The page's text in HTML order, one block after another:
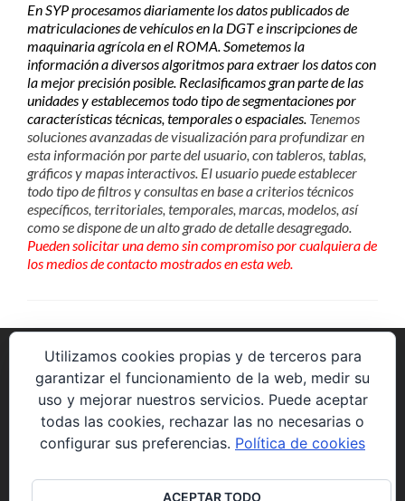
En SYP procesamos diariamente los datos publicados de
matriculaciones de vehículos en la DGT e inscripciones de
maquinaria agrícola en el ROMA. Sometemos la
información a diversos algoritmos para extraer los datos con
la mejor precisión posible. Reclasificamos gran parte de las
unidades y establecemos todo tipo de segmentaciones por
características técnicas, temporales o espaciales. Tenemos
soluciones avanzadas de visualización para profundizar en
esta información por parte del usuario, con tableros, tablas,
gráficos y mapas interactivos. El usuario puede establecer
todo tipo de filtros y consultas en base a criterios técnicos
específicos, territoriales, temporales, marcas, modelos, así
como se dispone de un alto grado de detalle desagregado.
Pueden solicitar una demo sin compromiso por cualquiera de
los medios de contacto mostrados en esta web.
Avenida de la Constitución 85 P5 2º8.
28823 Coslada (Madrid)
web@solucionesyproyectos.es
Utilizamos cookies propias y de terceros para
garantizar el funcionamiento de la web, medir su
uso y mejorar nuestros servicios. Puede aceptar
todas las cookies, rechazar las no necesarias o
configurar sus preferencias. Política de cookies
ACEPTAR TODO